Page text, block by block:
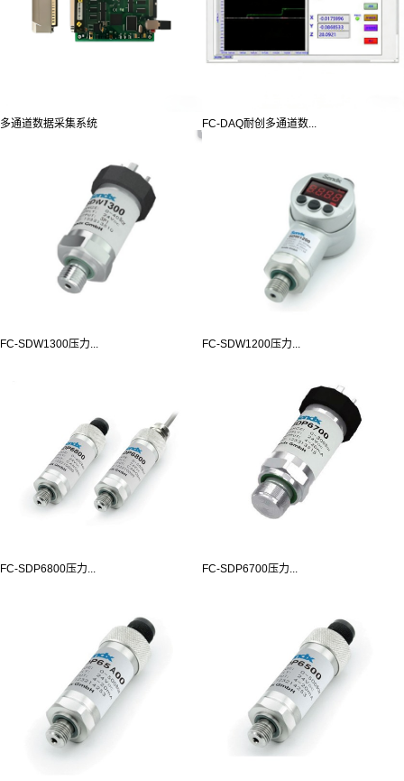
多通道数据采集系统 FC-DAQ耐创多通道数...
FC-SDW1300压力... FC-SDW1200压力...
FC-SDP6800压力... FC-SDP6700压力...